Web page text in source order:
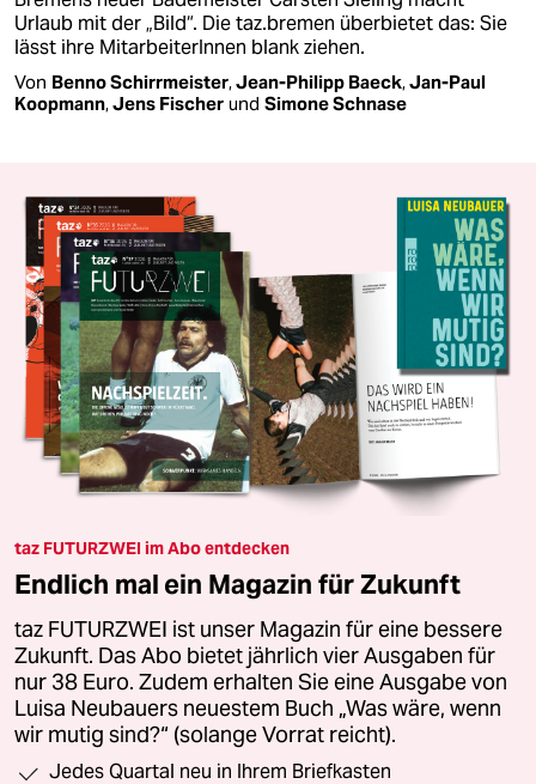
Urlaub mit der „Bild“. Die taz.bremen überbietet das: Sie
lässt ihre MitarbeiterInnen blank ziehen.
Von Benno Schirrmeister,Jean-Philipp Baeck,Jan-Paul
Koopmann,Jens Fischer und Simone Schnase
taz FUTURZWEI im Abo entdecken
Endlich mal ein Magazin für Zukunft
taz FUTURZWEI ist unser Magazin für eine bessere
Zukunft. Das Abo bietet jährlich vier Ausgaben für
nur 38 Euro. Zudem erhalten Sie eine Ausgabe von
Luisa Neubauers neuestem Buch „Was wäre, wenn
wir mutig sind?“ (solange Vorrat reicht).
Jedes Quartal neu in Ihrem Briefkasten